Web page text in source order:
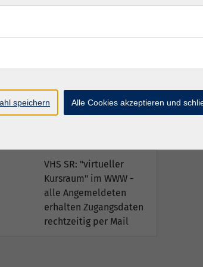
Kursraum" im WWW -
erhalten Zugangsdaten
Kursraum" im WWW -
alle Angemeldeten
VHS SR: "virtueller
Kursraum" im WWW -
alle Angemeldeten
erhalten Zugangsdaten
rechtzeitig per Mail
speichern Alle Cookies akzeptieren und